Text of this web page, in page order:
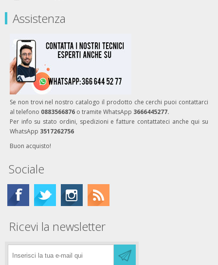
Assistenza
Se non trovi nel nostro catalogo il prodotto che cerchi puoi contattarci
al telefono 0883566876 o tramite WhatsApp 3666445277.
Per info su stato ordini, spedizioni e fatture contattateci anche qui su
WhatsApp 3517262756
Buon acquisto!
Sociale
Ricevi la newsletter